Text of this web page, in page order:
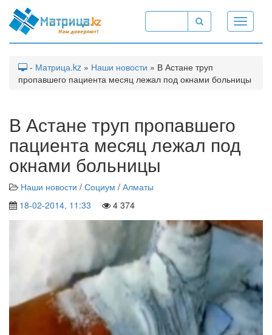
Toggle
- Матрица.kz » Наши новости » В Астане труп
пропавшего пациента месяц лежал под окнами больницы
В Астане труп пропавшего
пациента месяц лежал под
окнами больницы
Наши новости / Социум / Алматы
18-02-2014, 11:33
4 374